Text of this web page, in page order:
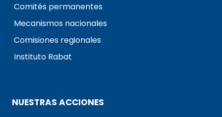
Comités permanentes
Mecanismos nacionales
Comisiones regionales
Instituto Rabat
NUESTRAS ACCIONES